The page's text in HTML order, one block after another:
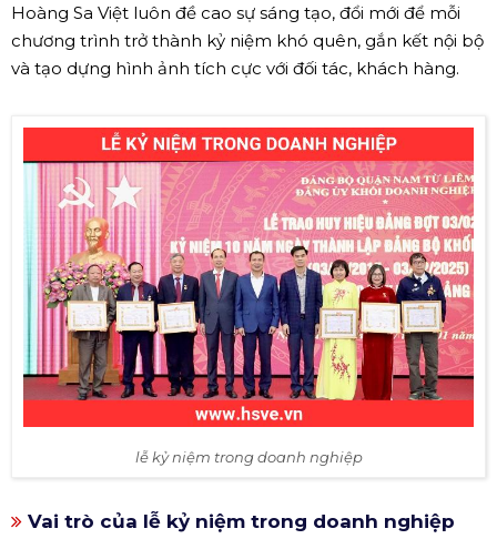
Hoàng Sa Việt luôn đề cao sự sáng tạo, đổi mới để mỗi
chương trình trở thành kỷ niệm khó quên, gắn kết nội bộ
và tạo dựng hình ảnh tích cực với đối tác, khách hàng.
lễ kỷ niệm trong doanh nghiệp
Vai trò của lễ kỷ niệm trong doanh nghiệp